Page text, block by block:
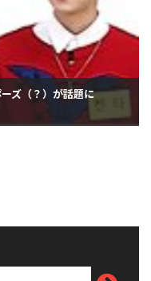
ズ（？）が話題に